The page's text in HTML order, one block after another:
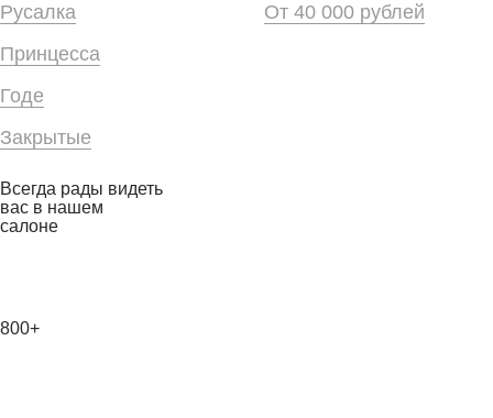
Русалка
Принцесса
Годе
Закрытые
От 40 000 рублей
Всегда рады видеть
вас в нашем
салоне
800+